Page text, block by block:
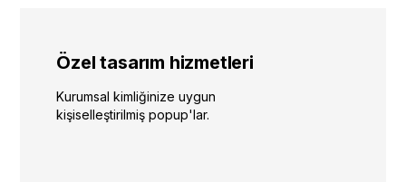
Özel tasarım hizmetleri
Kurumsal kimliğinize uygun
kişiselleştirilmiş popup'lar.